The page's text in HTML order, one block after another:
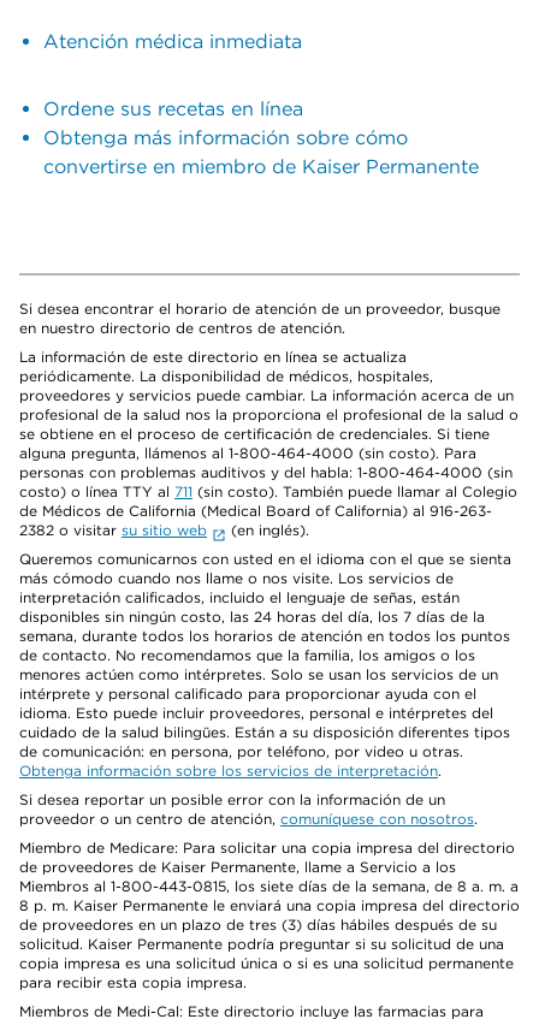
Atención médica inmediata
Ordene sus recetas en línea
Obtenga más información sobre cómo
convertirse en miembro de Kaiser Permanente
Si desea encontrar el horario de atención de un proveedor, busque
en nuestro directorio de centros de atención.
La información de este directorio en línea se actualiza
periódicamente. La disponibilidad de médicos, hospitales,
proveedores y servicios puede cambiar. La información acerca de un
profesional de la salud nos la proporciona el profesional de la salud o
se obtiene en el proceso de certificación de credenciales. Si tiene
alguna pregunta, llámenos al 1-800-464-4000 (sin costo). Para
personas con problemas auditivos y del habla: 1-800-464-4000 (sin
costo) o línea TTY al 711 (sin costo). También puede llamar al Colegio
de Médicos de California (Medical Board of California) al 916-263-
2382 o visitar su sitio web
(en inglés).
Queremos comunicarnos con usted en el idioma con el que se sienta
más cómodo cuando nos llame o nos visite. Los servicios de
interpretación calificados, incluido el lenguaje de señas, están
disponibles sin ningún costo, las 24 horas del día, los 7 días de la
semana, durante todos los horarios de atención en todos los puntos
de contacto. No recomendamos que la familia, los amigos o los
menores actúen como intérpretes. Solo se usan los servicios de un
intérprete y personal calificado para proporcionar ayuda con el
idioma. Esto puede incluir proveedores, personal e intérpretes del
cuidado de la salud bilingües. Están a su disposición diferentes tipos
de comunicación: en persona, por teléfono, por video u otras.
Obtenga información sobre los servicios de interpretación.
Si desea reportar un posible error con la información de un
proveedor o un centro de atención, comuníquese con nosotros.
Miembro de Medicare: Para solicitar una copia impresa del directorio
de proveedores de Kaiser Permanente, llame a Servicio a los
Miembros al 1-800-443-0815, los siete días de la semana, de 8 a. m. a
8 p. m. Kaiser Permanente le enviará una copia impresa del directorio
de proveedores en un plazo de tres (3) días hábiles después de su
solicitud. Kaiser Permanente podría preguntar si su solicitud de una
copia impresa es una solicitud única o si es una solicitud permanente
para recibir esta copia impresa.
Miembros de Medi-Cal: Este directorio incluye las farmacias para